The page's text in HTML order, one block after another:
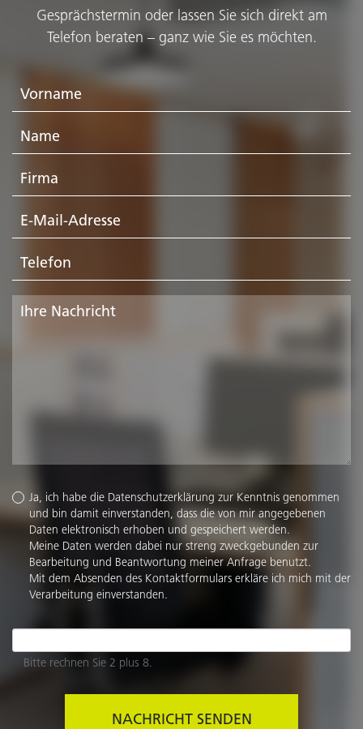
Gesprächstermin oder lassen Sie sich direkt am
Telefon beraten – ganz wie Sie es möchten.
Ja, ich habe die Datenschutzerklärung zur Kenntnis genommen
und bin damit einverstanden, dass die von mir angegebenen
Daten elektronisch erhoben und gespeichert werden.
Meine Daten werden dabei nur streng zweckgebunden zur
Bearbeitung und Beantwortung meiner Anfrage benutzt.
Mit dem Absenden des Kontaktformulars erkläre ich mich mit der
Verarbeitung einverstanden.
Bitte rechnen Sie 2 plus 8.
NACHRICHT SENDEN